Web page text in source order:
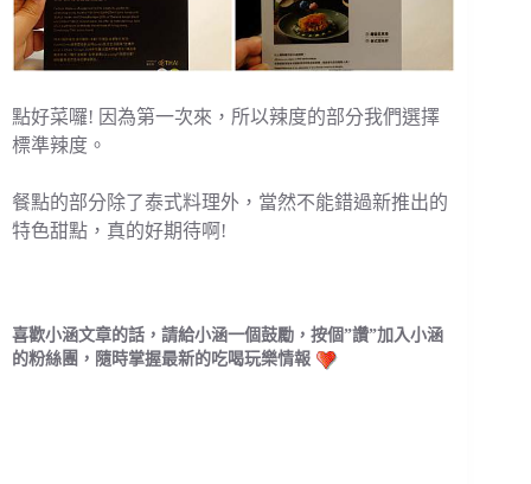
點好菜囉! 因為第一次來，所以辣度的部分我們選擇
標準辣度。
餐點的部分除了泰式料理外，當然不能錯過新推出的
特色甜點，真的好期待啊!
喜歡小涵文章的話，請給小涵一個鼓勵，按個”讚”加入小涵
的粉絲團，隨時掌握最新的吃喝玩樂情報